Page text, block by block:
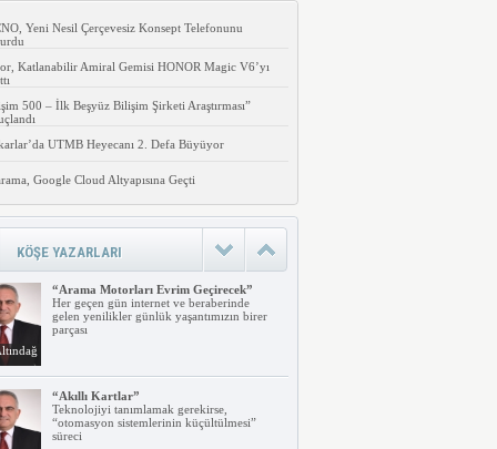
Yeni Nesil Çerçevesiz Konsept Telefonunu
Katlanabilir Amiral Gemisi HONOR Magic V6’yı
500 – İlk Beşyüz Bilişim Şirketi Araştırması”
UTMB Heyecanı 2. Defa Büyüyor
Google Cloud Altyapısına Geçti
KÖŞE YAZARLARI
“Arama Motorları Evrim Geçirecek”
Her geçen gün internet ve beraberinde
gelen yenilikler günlük yaşantımızın birer
parçası
“Akıllı Kartlar”
Teknolojiyi tanımlamak gerekirse,
“otomasyon sistemlerinin küçültülmesi”
süreci